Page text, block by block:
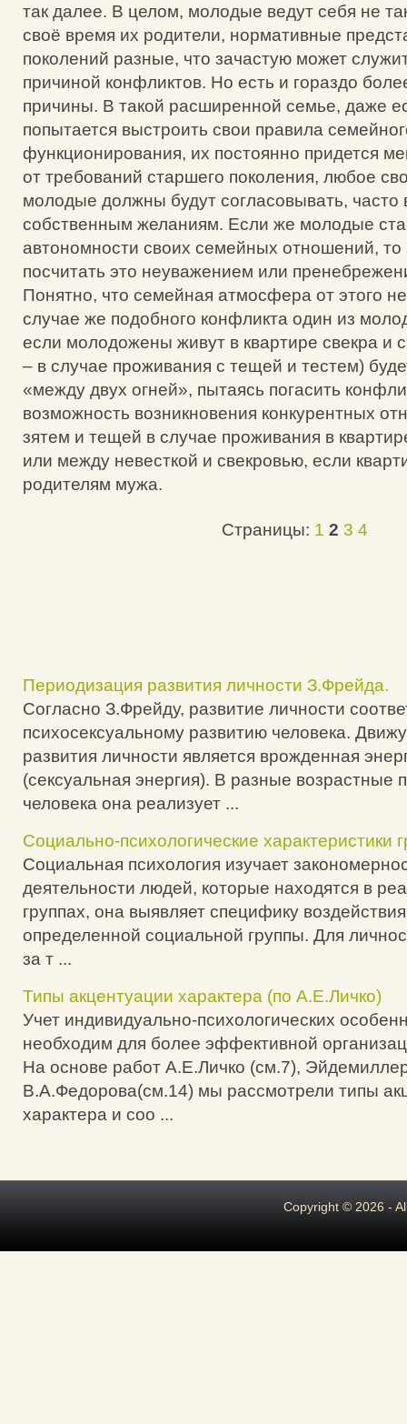
так далее. В целом, молодые ведут себя не
своё время их родители, нормативные
поколений разные, что зачастую может
причиной конфликтов. Но есть и гораздо
причины. В такой расширенной семье, даже
попытается выстроить свои правила
функционирования, их постоянно придется
от требований старшего поколения, любое
молодые должны будут согласовывать, часто
собственным желаниям. Если же молодые
автономности своих семейных отношений, то
посчитать это неуважением или
Понятно, что семейная атмосфера от этого
случае же подобного конфликта один из
если молодожены живут в квартире свекра и
– в случае проживания с тещей и тестем)
«между двух огней», пытаясь погасить
возможность возникновения конкурентных
зятем и тещей в случае проживания в
или между невесткой и свекровью, если
родителям мужа.
Страницы: 1 2 3 4
Периодизация развития личности З.Фрейда.
Согласно З.Фрейду, развитие личности
психосексуальному развитию человека.
развития личности является врожденная
(сексуальная энергия). В разные возрастные
человека она реализует ...
Социально-психологические характеристики
Социальная психология изучает
деятельности людей, которые находятся в
группах, она выявляет специфику
определенной социальной группы. Для
за т ...
Типы акцентуации характера (по А.Е.Личко)
Учет индивидуально-психологических
необходим для более эффективной
На основе работ А.Е.Личко (см.7),
В.А.Федорова(см.14) мы рассмотрели типы
характера и соо ...
Copyright © 2026 -